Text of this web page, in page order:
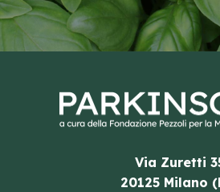
Via Zuretti
20125 Milano